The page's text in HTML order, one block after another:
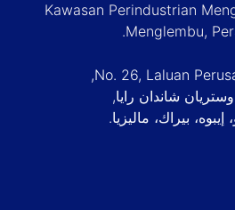
Kawasan Perindustrian
Menglembu,
No. 26, Laluan
شاندان رايا,